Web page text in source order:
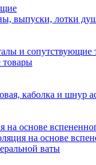
выпуски, лотки
и сопутствующие
товары
каболка и шнур
на основе
на основе
ваты